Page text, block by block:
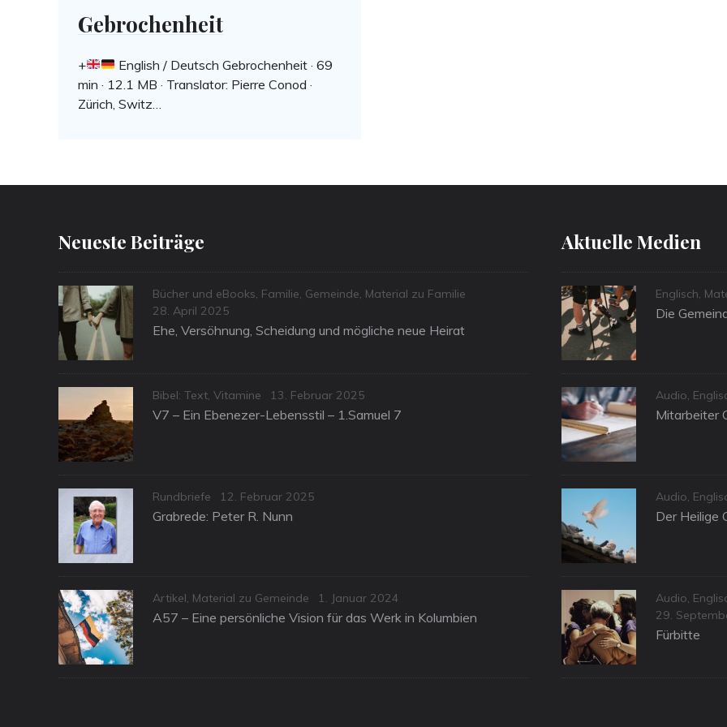
Gebrochenheit
+
English / Deutsch Gebrochenheit · 69
min · 12.1 MB · Translator: Pierre Conod ·
Zürich, Switz…
Neueste Beiträge
Categories
Bücher und eBooks, Familie, Gemeinde, Material zu Familie
Posted
on
28. April 2025
Ehe, Versöhnung, Scheidung und mögliche neue Heirat
Categories
Bibel: Text,Vitamine
Posted
on
13. Februar 2025
V7 – Ein Ebenezer-Lebensstil – 1.Samuel 7
Categories
Rundbriefe
Posted
on
12. Februar 2025
Grabrede: Peter R. Nunn
Categories
Artikel, Material zu Gemeinde
Posted
on
1. Januar 2024
A57 – Eine persönliche Vision für das Werk in Kolumbien
Aktuelle Medien
Categories
Englisch,
Die
Categories
Audio,
Mitarbeiter
Categories
Audio,
Der Heilige
Categories
Audio,
Posted
on
29.
Fürbitte